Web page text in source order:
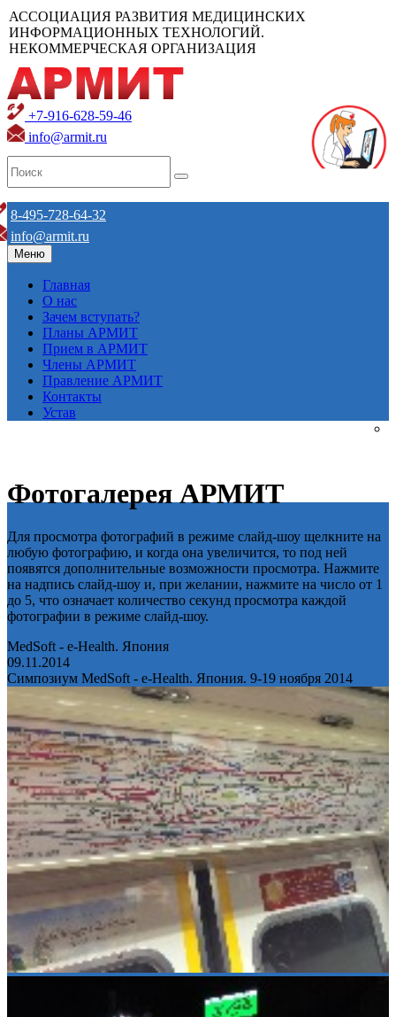
АССОЦИАЦИЯ РАЗВИТИЯ МЕДИЦИНСКИХ
ИНФОРМАЦИОННЫХ ТЕХНОЛОГИЙ.
НЕКОММЕРЧЕСКАЯ ОРГАНИЗАЦИЯ
+7-916-628-59-46
info@armit.ru
8-495-728-64-32
info@armit.ru
Меню
Главная
О нас
Зачем вступать?
Планы АРМИТ
Прием в АРМИТ
Члены АРМИТ
Правление АРМИТ
Контакты
Устав
Фотогалерея АРМИТ
Для просмотра фотографий в режиме слайд-шоу щелкните на
любую фотографию, и когда она увеличится, то под ней
появятся дополнительные возможности просмотра. Нажмите
на надпись слайд-шоу и, при желании, нажмите на число от 1
до 5, что означает количество секунд просмотра каждой
фотографии в режиме слайд-шоу.
MedSoft - e-Health. Япония
09.11.2014
Симпозиум MedSoft - e-Health. Япония. 9-19 ноября 2014